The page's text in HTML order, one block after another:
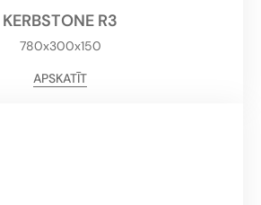
KERBSTONE R3
780x300x150
APSKATĪT